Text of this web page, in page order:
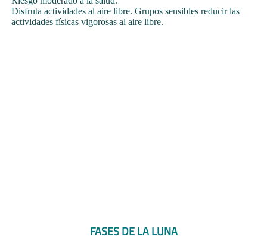
Disfruta actividades al aire libre. Grupos sensibles reducir las
actividades físicas vigorosas al aire libre.
FASES DE LA LUNA